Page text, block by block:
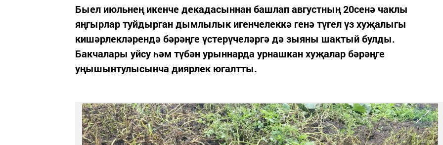
Быел июльнең икенче декадасыннан башлап августның 20сенә чаклы
яңгырлар туйдырган дымлылык игенчелеккә генә түгел үз хуҗалыгы
кишәрлекләрендә бәрәңге үстерүчеләргә дә зыяны шактый булды.
Бакчалары уйсу һәм түбән урыннарда урнашкан хуҗалар бәрәңге
уңышынтулысынча диярлек югалтты.